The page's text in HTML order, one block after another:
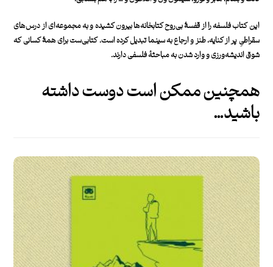
این کتاب فلسفه را از قفسهٔ بی‌روح کتابخانه‌ها بیرون کشیده و به مجموعه‌ای از درس‌های
سقراطیِ پر از کنایه، طنز و ارجاع به سینما تبدیل کرده است. کتابی‌ست برای همهٔ کسانی که
شوق اندیشه‌ورزی و وارد شدن به مباحثه‌ٔ فلسفی دارند.
همچنین ممکن است دوست داشته
باشید…